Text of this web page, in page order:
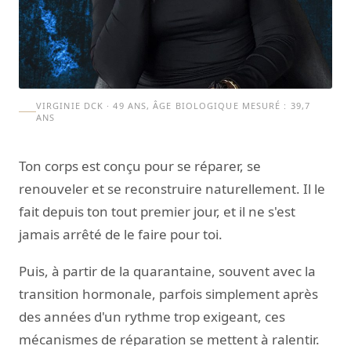
VIRGINIE DCK · 49 ANS, ÂGE BIOLOGIQUE MESURÉ : 39,7
ANS
Ton corps est conçu pour se réparer, se
renouveler et se reconstruire naturellement. Il le
fait depuis ton tout premier jour, et il ne s'est
jamais arrêté de le faire pour toi.
Puis, à partir de la quarantaine, souvent avec la
transition hormonale, parfois simplement après
des années d'un rythme trop exigeant, ces
mécanismes de réparation se mettent à ralentir.